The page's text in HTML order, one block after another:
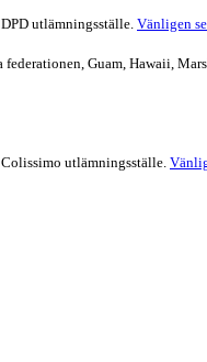
utlämningsställe. Vänligen
Guam, Hawaii,
utlämningsställe.